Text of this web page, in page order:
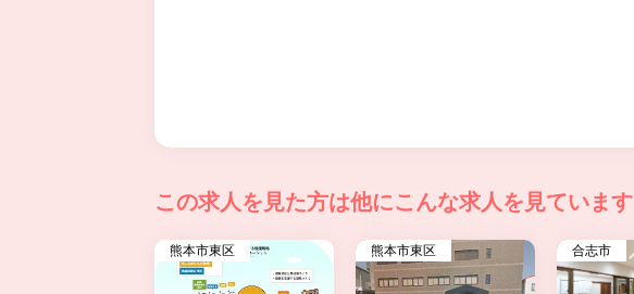
この求人を見た方は他にこんな求人を見ています
熊本市東区 熊本市東区 合志市